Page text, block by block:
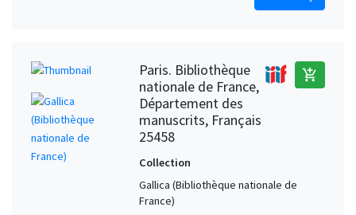
Paris. Bibliothèque
nationale de France,
Département des
manuscrits, Français
25458
add_shopping_cart
Collection
Gallica (Bibliothèque nationale de
France)